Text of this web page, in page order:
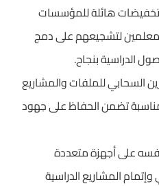
هائلة للمؤسسات
لتشجيعهم على دمج
الدراسية بنجاح.
السحابي للملفات والمشاريع
تضمن الحفاظ على جهود
على أجهزة متعددة
المشاريع الدراسية